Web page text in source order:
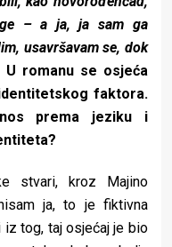
– a ja, ja sam ga
usavršavam se, dok
U romanu se osjeća
faktora.
prema jeziku i
stvari, kroz Majino
ja, to je fiktivna
tog, taj osjećaj je bio